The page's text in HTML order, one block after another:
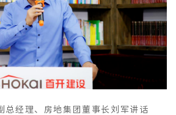
总经理、房地集团董事长刘军讲话